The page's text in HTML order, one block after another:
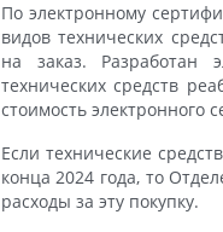
По электронному
видов технических
на заказ. Разработан
технических средств
стоимость электронного
Если технические
конца 2024 года, то
расходы за эту покупку.